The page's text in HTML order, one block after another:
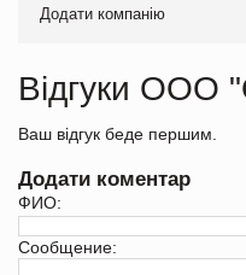
Додати компанію
Відгуки ООО
Ваш відгук беде першим.
Додати коментар
ФИО:
Сообщение: